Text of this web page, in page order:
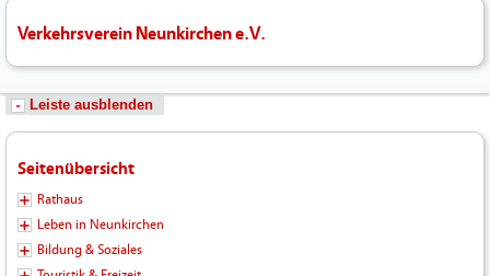
Verkehrsverein Neunkirchen e.V.
Leiste ausblenden
Seitenübersicht
Rathaus
Leben in Neunkirchen
Bildung & Soziales